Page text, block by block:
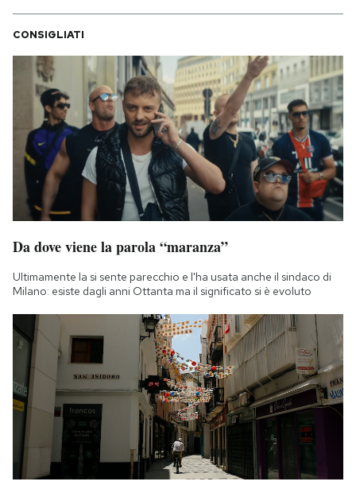
CONSIGLIATI
Da dove viene la parola “maranza”
Ultimamente la si sente parecchio e l'ha usata anche il sindaco di
Milano: esiste dagli anni Ottanta ma il significato si è evoluto